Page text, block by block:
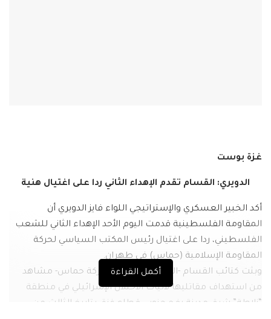
غزة بوست
الدويري: القسام تقدم الإهداء الثاني ردا على اغتيال هنية
أكد الخبير العسكري والإستراتيجي اللواء فايز الدويري أن
المقاومة الفلسطينية قدمت اليوم الأحد الإهداء الثاني للشعب
الفلسطيني، ردا على اغتيال رئيس المكتب السياسي لحركة
المقاومة الإسلامية (حماس) في طهران.
وبثت كتائب القسام -الجناح العسكري لحركة حماس- مشاهد
من استهداف مقاتليها لآليات الاحتلال الإسرائيلي في منطقة
“زلاطة” شرق مدينة رفح جنوبي قطاع غزة، بتاريخ الثالث من
أكمل القراءة